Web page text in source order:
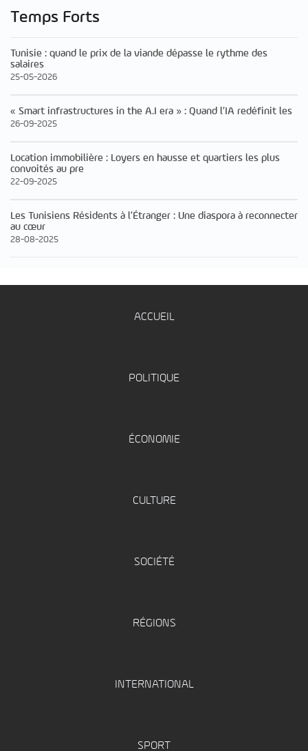
Temps Forts
Tunisie : quand le prix de la viande dépasse le rythme des
salaires
25-05-2026
« Smart infrastructures in the A.I era » : Quand l’IA redéfinit les
26-09-2025
Location immobilière : Loyers en hausse et quartiers les plus
convoités au pre
22-09-2025
Les Tunisiens Résidents à l’Étranger : Une diaspora à reconnecter
au cœur
28-08-2025
ACCUEIL
POLITIQUE
ÉCONOMIE
CULTURE
SOCIÉTÉ
RÉGIONS
INTERNATIONAL
SPORT